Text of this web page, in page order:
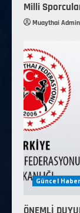
Milli
Muaythai Admin
Güncel Haber